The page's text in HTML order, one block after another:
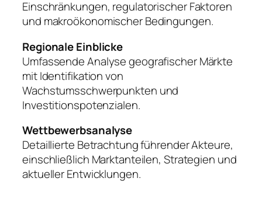
Einschränkungen, regulatorischer Faktoren
und makroökonomischer Bedingungen.
Regionale Einblicke
Umfassende Analyse geografischer Märkte
mit Identifikation von
Wachstumsschwerpunkten und
Investitionspotenzialen.
Wettbewerbsanalyse
Detaillierte Betrachtung führender Akteure,
einschließlich Marktanteilen, Strategien und
aktueller Entwicklungen.